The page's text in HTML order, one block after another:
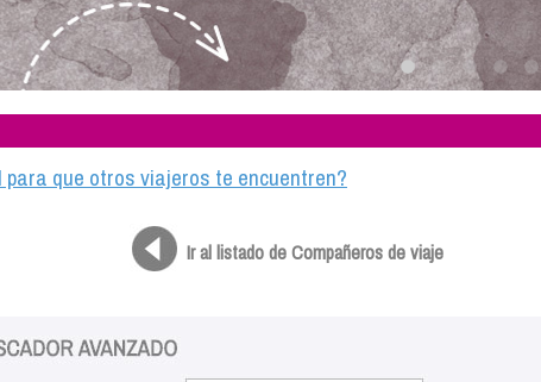
que otros viajeros te encuentren?
Ir al listado de Compañeros de viaje